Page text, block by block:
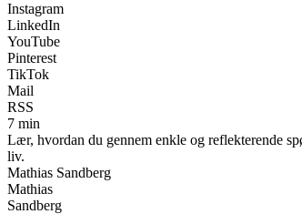
Instagram
LinkedIn
YouTube
Pinterest
TikTok
Mail
RSS
7 min
Lær, hvordan du gennem enkle og reflekterende
liv.
Mathias Sandberg
Mathias
Sandberg